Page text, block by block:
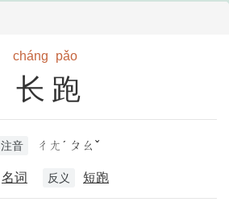
cháng pǎo
长跑
注音 ㄔㄤˊ ㄆㄠˇ
名词 反义 短跑